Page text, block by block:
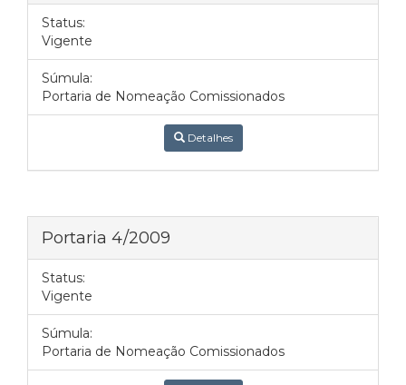
Status:
Vigente
Súmula:
Portaria de Nomeação Comissionados
Detalhes
Portaria 4/2009
Status:
Vigente
Súmula:
Portaria de Nomeação Comissionados